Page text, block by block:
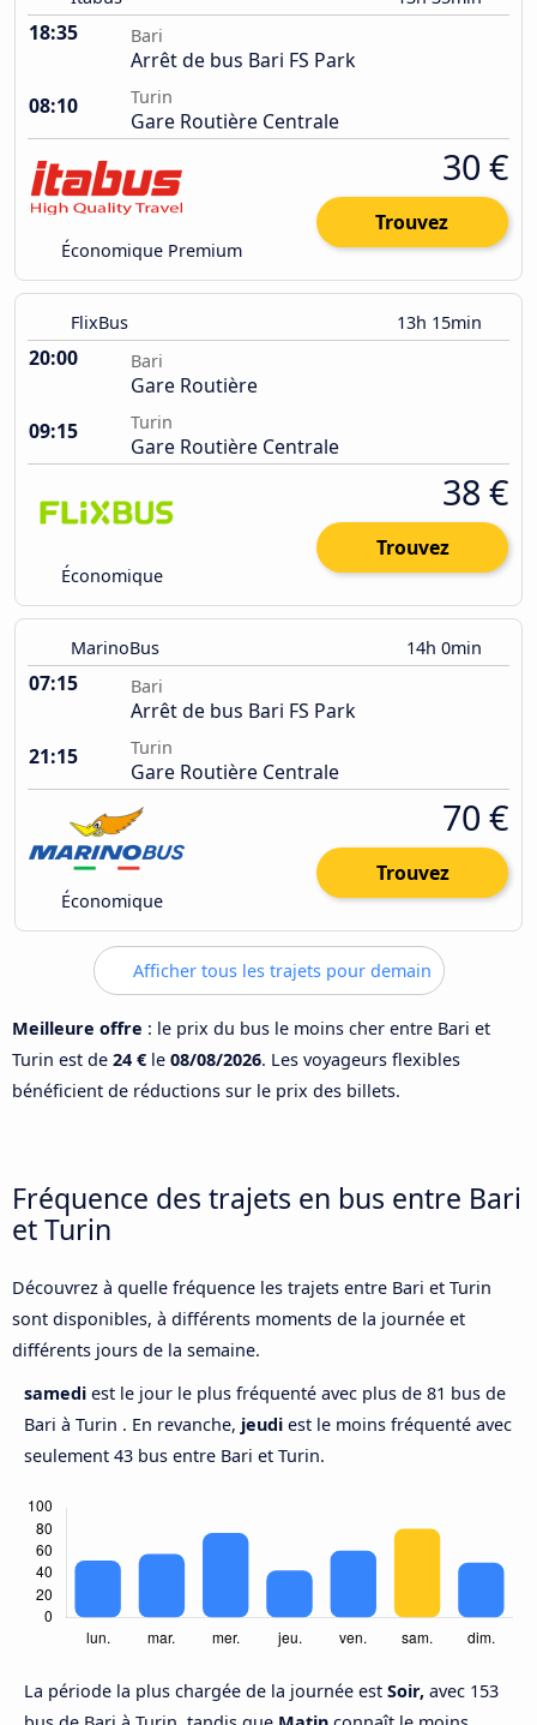
18:35 Bari
Arrêt de bus Bari FS Park
08:10
Turin
Gare Routière Centrale
Économique Premium
30 €
Trouvez
FlixBus 13h 15min
20:00 Bari
Gare Routière
09:15
Turin
Gare Routière Centrale
Économique
38 €
Trouvez
MarinoBus 14h 0min
07:15 Bari
Arrêt de bus Bari FS Park
21:15
Turin
Gare Routière Centrale
Économique
70 €
Trouvez
Afficher tous les trajets pour demain
Meilleure offre : le prix du bus le moins cher entre Bari et
Turin est de 24 € le 08/08/2026. Les voyageurs flexibles
bénéficient de réductions sur le prix des billets.
Fréquence des trajets en bus entre Bari
et Turin
Découvrez à quelle fréquence les trajets entre Bari et Turin
sont disponibles, à différents moments de la journée et
différents jours de la semaine.
samedi est le jour le plus fréquenté avec plus de 81 bus de
Bari à Turin . En revanche, jeudi est le moins fréquenté avec
seulement 43 bus entre Bari et Turin.
La période la plus chargée de la journée est Soir, avec 153